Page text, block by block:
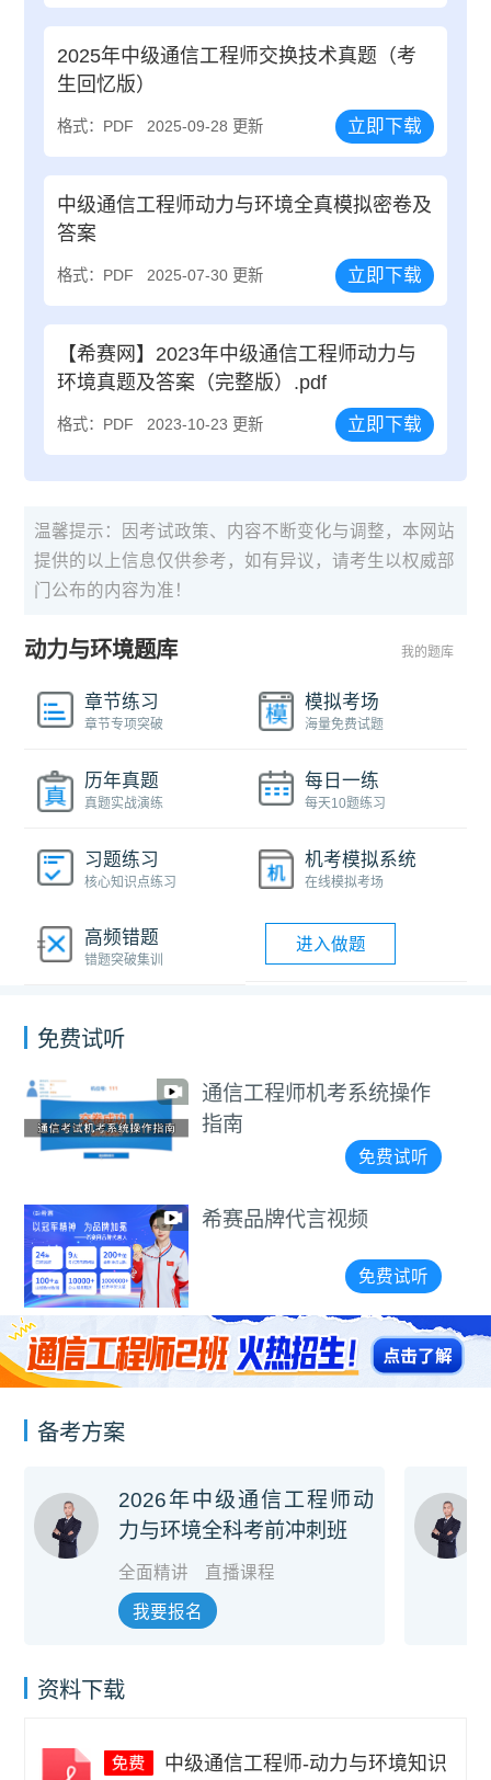
2025年中级通信工程师交换技术真题（考
生回忆版）
格式：PDF 2025-09-28 更新 立即下载
中级通信工程师动力与环境全真模拟密卷及
答案
格式：PDF 2025-07-30 更新 立即下载
【希赛网】2023年中级通信工程师动力与
环境真题及答案（完整版）.pdf
格式：PDF 2023-10-23 更新 立即下载
温馨提示：因考试政策、内容不断变化与调整，本网站
提供的以上信息仅供参考，如有异议，请考生以权威部
门公布的内容为准！
动力与环境题库 我的题库
章节练习
章节专项突破
模拟考场
海量免费试题
历年真题
真题实战演练
每日一练
每天10题练习
习题练习
核心知识点练习
机考模拟系统
在线模拟考场
高频错题
错题突破集训
进入做题
免费试听
统操作
免费试听
免费试听
2025年7月中级通信工
2025年7月中级
2026年中级通信工程
师动力与环境备考攻
略
2026年中级通
力与环境备考攻
备考方案
2026年中级通信工程师动
力与环境全科考前冲刺班
全面精讲 直播课程
我要报名
资料下载